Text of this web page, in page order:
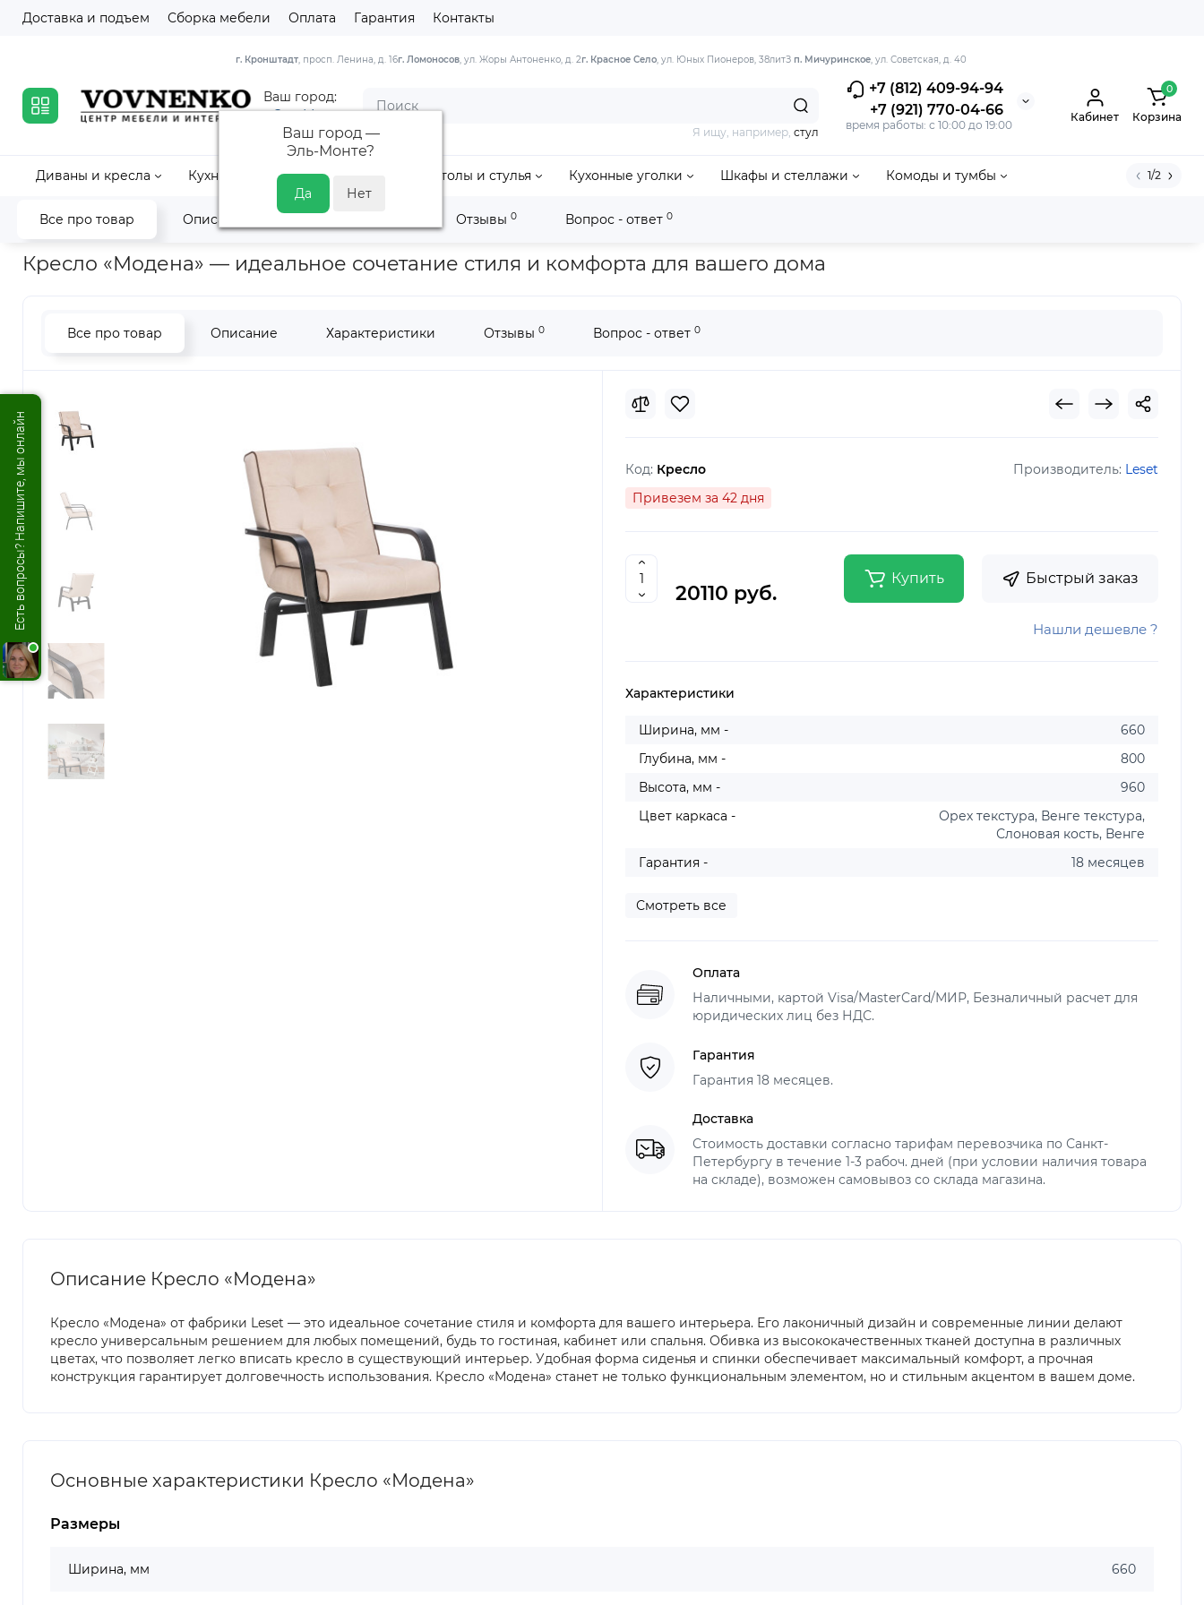
Доставка и подъем Сборка мебели Оплата Гарантия Контакты
Ваш город:
Эль-Монте
Ваш город —
Эль-Монте?
г. Кронштадт, просп. Ленина, д. 16г. Ломоносов, ул. Жоры Антоненко, д. 2г. Красное Село, ул. Юных Пионеров, 38литЗ п. Мичуринское, ул. Советская, д. 40
+7 (812) 409-94-94
+7 (921) 770-04-66
время работы: с 10:00 до 19:00
Я ищу, например, стул
Кабинет
0
Корзина
Диваны и кресла Кухни Кровати и матрасы Столы и стулья Кухонные уголки Шкафы и стеллажи Комоды и тумбы 1/2
Все про товар Описание Отзывы 0 Вопрос - ответ 0
Главная Диваны и кресла Кресла для отдыха Кресло «Модена»
Кресло «Модена» — идеальное сочетание стиля и комфорта для вашего дома
Все про товар Описание Характеристики Отзывы 0 Вопрос - ответ 0
Код: Кресло Производитель: Leset
Привезем за 42 дня
20110 руб.
Купить Быстрый заказ
Нашли дешевле ?
Характеристики
Ширина, мм -
660
Глубина, мм -
800
Высота, мм -
960
Цвет каркаса -
Орех текстура, Венге текстура,
Слоновая кость, Венге
Гарантия -
18 месяцев
Смотреть все
Оплата
Наличными, картой Visa/MasterCard/МИР, Безналичный расчет для
юридических лиц без НДС.
Гарантия
Гарантия 18 месяцев.
Доставка
Стоимость доставки согласно тарифам перевозчика по Санкт-
Петербургу в течение 1-3 рабоч. дней (при условии наличия товара
на складе), возможен самовывоз со склада магазина.
Описание Кресло «Модена»
Кресло «Модена» от фабрики Leset — это идеальное сочетание стиля и комфорта для вашего интерьера. Его лаконичный дизайн и современные линии делают
кресло универсальным решением для любых помещений, будь то гостиная, кабинет или спальня. Обивка из высококачественных тканей доступна в различных
цветах, что позволяет легко вписать кресло в существующий интерьер. Удобная форма сиденья и спинки обеспечивает максимальный комфорт, а прочная
конструкция гарантирует долговечность использования. Кресло «Модена» станет не только функциональным элементом, но и стильным акцентом в вашем доме.
Основные характеристики Кресло «Модена»
Размеры
Ширина, мм 660
Есть вопросы? Напишите, мы онлайн